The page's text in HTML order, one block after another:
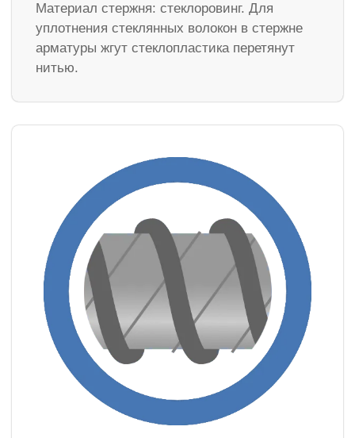
Материал стержня: стеклоровинг. Для
уплотнения стеклянных волокон в стержне
арматуры жгут стеклопластика перетянут
нитью.